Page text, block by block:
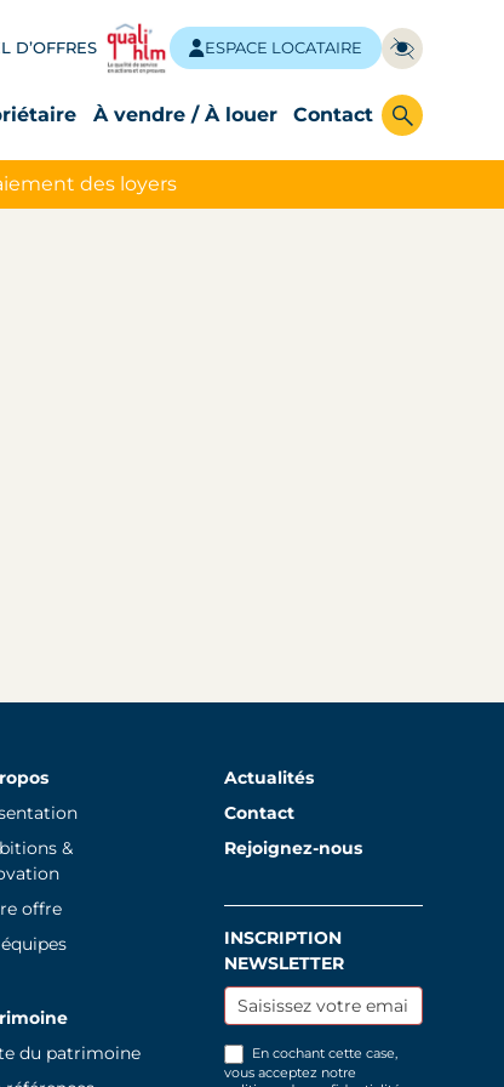
D’OFFRES ESPACE LOCATAIRE
À vendre / À louer Contact
des loyers
&
offre
du patrimoine
Actualités
Contact
Rejoignez-nous
Inscription
newsletter
INSCRIPTION
NEWSLETTER
En cochant cette case,
vous acceptez notre